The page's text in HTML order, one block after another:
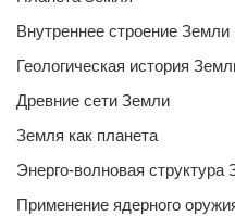
Внутреннее строение Земли
Геологическая история
Древние сети Земли
Земля как планета
Энерго-волновая структура
Применение ядерного